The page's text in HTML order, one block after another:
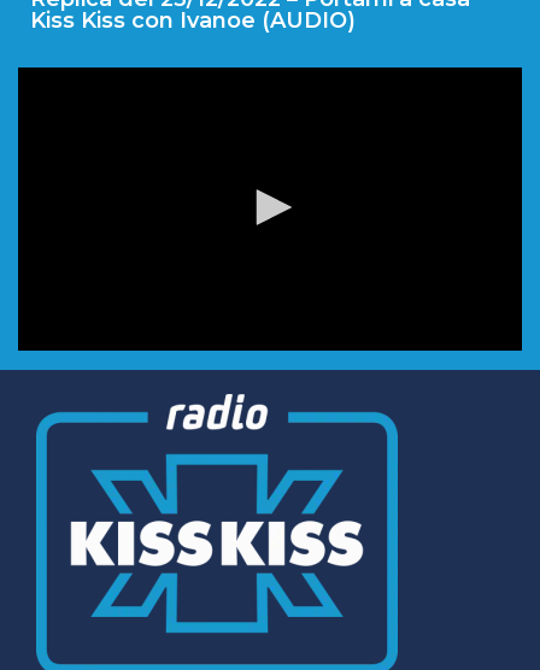
Kiss Kiss con Ivanoe (AUDIO)
seconds